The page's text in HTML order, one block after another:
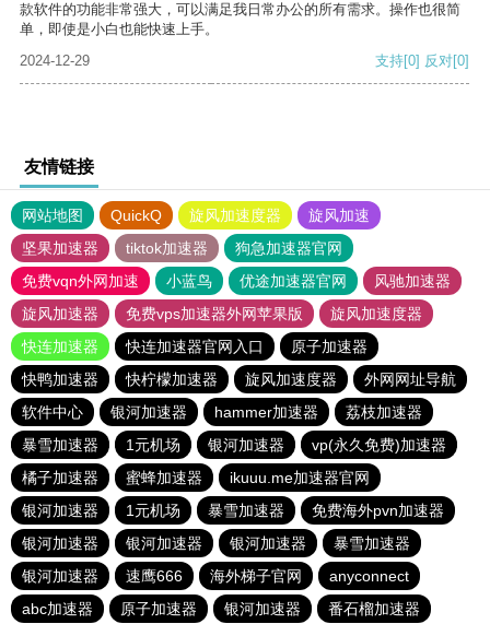
款软件的功能非常强大，可以满足我日常办公的所有需求。操作也很简
单，即使是小白也能快速上手。
2024-12-29
支持[0] 反对[0]
友情链接
网站地图 QuickQ 旋风加速度器
旋风加速
坚果加速器
tiktok加速器
狗急加速器官网
免费vqn外网加速
小蓝鸟 优途加速器官网
风驰加速器
旋风加速器
免费vps加速器外网苹果版
旋风加速度器
快连加速器
快连加速器官网入口
原子加速器
快鸭加速器
快柠檬加速器 旋风加速度器
外网网址导航
软件中心
银河加速器 hammer加速器
荔枝加速器
暴雪加速器
1元机场 银河加速器
vp(永久免费)加速器
橘子加速器
蜜蜂加速器
ikuuu.me加速器官网
银河加速器
1元机场 暴雪加速器
免费海外pvn加速器
银河加速器
银河加速器 银河加速器
暴雪加速器
银河加速器
速鹰666 海外梯子官网
anyconnect
abc加速器
原子加速器 银河加速器 番石榴加速器